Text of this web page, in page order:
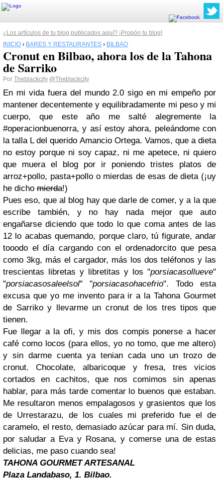
¿Los artículos de tu blog publicados aquí? ¡Propón tu blog!
INICIO › BARES Y RESTAURANTES › BILBAO
Cronut en Bilbao, ahora los de la Tahona
de Sarriko
Por Theblackcity @Theblackcity
En mi vida fuera del mundo 2.0 sigo en mi empeño por
mantener decentemente y equilibradamente mi peso y mi
cuerpo, que este año me salté alegremente la
#operacionbuenorra, y así estoy ahora, peleándome con
la talla L del querido Amancio Ortega. Vamos, que a dieta
no estoy porque ni soy capaz, ni me apetece, ni quiero
que muera el blog por ir poniendo tristes platos de
arroz+pollo, pasta+pollo o mierdas de esas de dieta (¡uy
he dicho mierda!)
Pues eso, que al blog hay que darle de comer, y a la que
escribe también, y no hay nada mejor que auto
engañarse diciendo que todo lo que coma antes de las
12 lo acabas quemando, porque claro, tú figurate, andar
tooodo el día cargando con el ordenadorcito que pesa
como 3kg, más el cargador, más los dos teléfonos y las
trescientas libretas y libretitas y los "porsiacasollueve"
"porsiacasosaleelsol" "porsiacasohacefrio". Todo esta
excusa que yo me invento para ir a la Tahona Gourmet
de Sarriko y llevarme un cronut de los tres tipos que
tienen.
Fue llegar a la ofi, y mis dos compis ponerse a hacer
café como locos (para ellos, yo no tomo, que me altero)
y sin darme cuenta ya tenian cada uno un trozo de
cronut. Chocolate, albaricoque y fresa, tres vicios
cortados en cachitos, que nos comimos sin apenas
hablar, para más tarde comentar lo buenos que estaban.
Me resultaron menos empalagosos y grasientos que los
de Urrestarazu, de los cuales mi preferido fue el de
caramelo, el resto, demasiado azúcar para mí. Sin duda,
por saludar a Eva y Rosana, y comerse una de estas
delicias, me paso cuando sea!
TAHONA GOURMET ARTESANAL
Plaza Landabaso, 1. Bilbao.